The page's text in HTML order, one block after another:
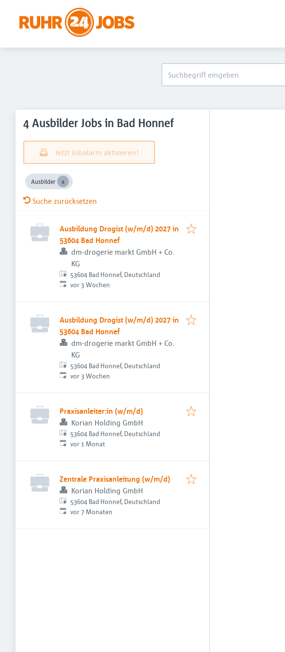
4 Ausbilder Jobs in Bad Honnef
Jetzt Jobalarm aktivieren!
Ausbilder
Suche zurücksetzen
Ausbildung Drogist (w/m/d) 2027 in
53604 Bad Honnef
dm-drogerie markt GmbH + Co.
KG
53604 Bad Honnef, Deutschland
Veröffentlicht:
vor 3 Wochen
Ausbildung Drogist (w/m/d) 2027 in
53604 Bad Honnef
dm-drogerie markt GmbH + Co.
KG
53604 Bad Honnef, Deutschland
Veröffentlicht:
vor 3 Wochen
Praxisanleiter:in (w/m/d)
Korian Holding GmbH
53604 Bad Honnef, Deutschland
Veröffentlicht:
vor 1 Monat
Zentrale Praxisanleitung (w/m/d)
Korian Holding GmbH
53604 Bad Honnef, Deutschland
Veröffentlicht:
vor 7 Monaten